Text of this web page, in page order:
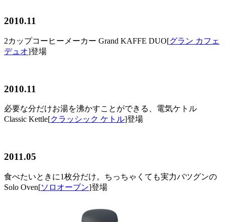
2010.11
2カップコーヒーメーカー Grand KAFFE DUO[グラン カフェ
デュオ]登場
2010.11
必要な分だけお湯を沸かすことができる、電気ケトル
Classic Kettle[クラッシック ケトル]登場
2011.05
食べたいときに1枚分だけ。ちっちゃくても実力バツグンの
Solo Oven[ソロオーブン]登場